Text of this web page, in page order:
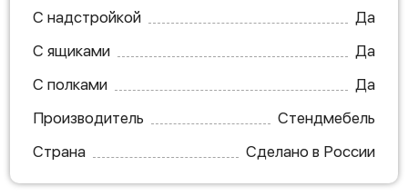
С надстройкой
Да
С ящиками
Да
С полками
Да
Производитель
Стендмебель
Страна
Сделано в России